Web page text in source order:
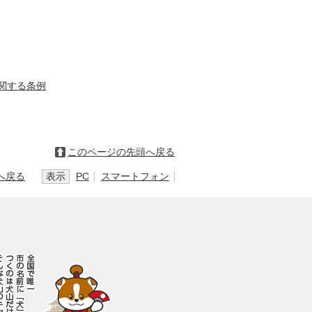
する条例
このページの先頭へ戻る
戻る 表示 PC スマートフォン